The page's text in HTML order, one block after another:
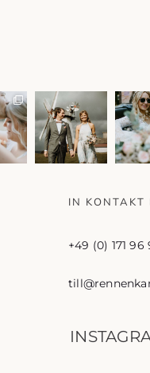
IN KONTAKT
+49 (0) 171